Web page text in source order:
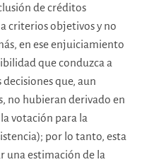
de créditos
criterios objetivos y no
en ese enjuiciamiento
que conduzca a
que, aun
no hubieran derivado en
votación para la
por lo tanto, esta
una estimación de la